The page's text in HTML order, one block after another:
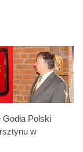
Polski
w